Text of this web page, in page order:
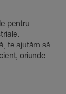
pentru
ajutăm să
oriunde